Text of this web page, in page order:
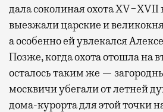
дала соколиная охота XV−XVII
выезжали царские и
а особенно ей увлекался
Позже, когда охота отошла на
осталось таким же —
москвичи убегали от летней
дома-курорта для этой точки